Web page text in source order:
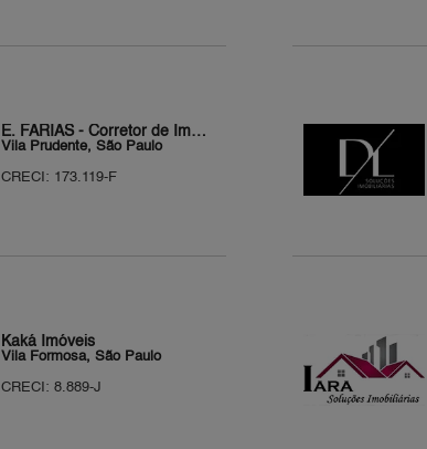
E. FARIAS - Corretor de Imóveis
Vila Prudente, São Paulo
CRECI: 173.119-F
Kaká Imóveis
Vila Formosa, São Paulo
CRECI: 8.889-J